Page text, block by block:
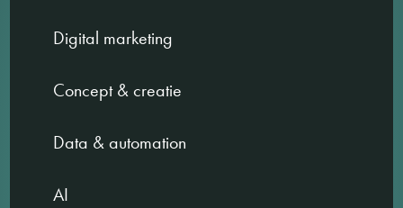
Digital marketing
Concept & creatie
Data & automation
AI